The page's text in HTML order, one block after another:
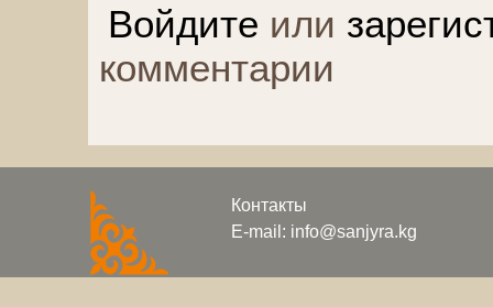
Войдите или
комментарии
Контакты
E-mail: info@sanjyra.kg